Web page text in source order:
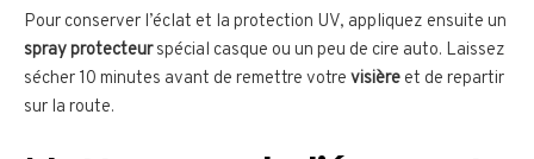
Pour conserver l’éclat et la protection UV, appliquez ensuite un
spray protecteurspécial casque ou un peu de cire auto. Laissez
sécher 10 minutes avant de remettre votre visière et de repartir
sur la route.